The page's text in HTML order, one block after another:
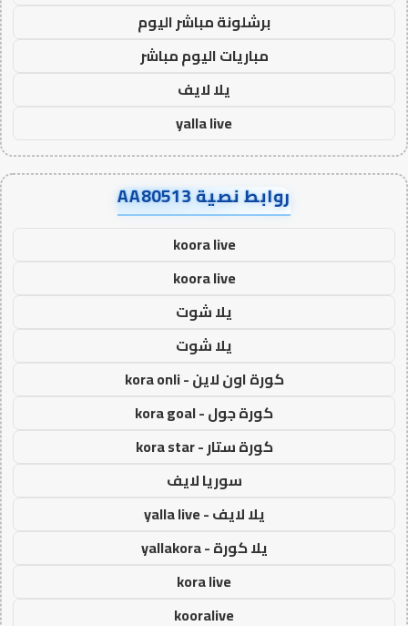
برشلونة مباشر اليوم
مباريات اليوم مباشر
يلا لايف
yalla live
روابط نصية AA80513
koora live
koora live
يلا شوت
يلا شوت
كورة اون لاين - kora onli
كورة جول - kora goal
كورة ستار - kora star
سوريا لايف
يلا لايف - yalla live
يلا كورة - yallakora
kora live
kooralive